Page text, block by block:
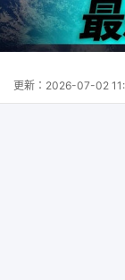
更新： 2026-07-02